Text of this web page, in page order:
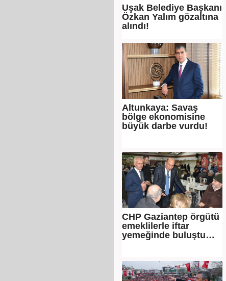
Uşak Belediye Başkanı
Özkan Yalım gözaltına
alındı!
Altunkaya: Savaş
bölge ekonomisine
büyük darbe vurdu!
CHP Gaziantep örgütü
emeklilerle iftar
yemeğinde buluştu…